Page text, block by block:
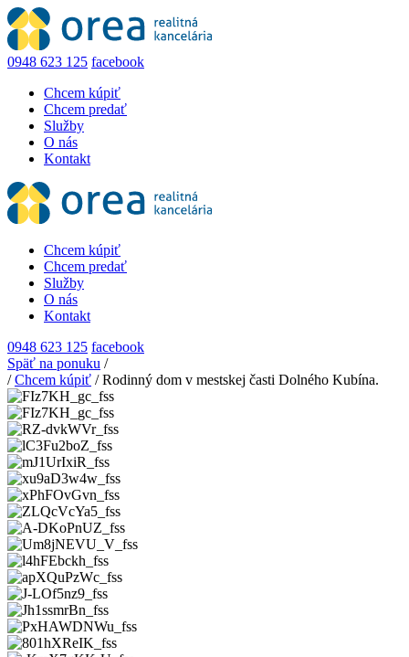
0948 623 125 facebook
Chcem kúpiť
Chcem predať
Služby
O nás
Kontakt
Chcem kúpiť
Chcem predať
Služby
O nás
Kontakt
0948 623 125 facebook
Späť na ponuku /
/Chcem kúpiť /Rodinný dom v mestskej časti Dolného Kubína.